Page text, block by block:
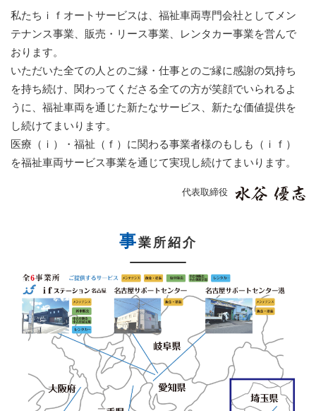
私たちｉｆオートサービスは、福祉車両専門会社としてメン
テナンス事業、販売・リース事業、レンタカー事業を営んで
おります。
いただいた全ての人とのご縁・仕事とのご縁に感謝の気持ち
を持ち続け、関わってくださる全ての方が笑顔でいられるよ
うに、福祉車両を通じた新たなサービス、新たな価値提供を
し続けてまいります。
医療（ｉ）・福祉（ｆ）に関わる事業者様のもしも（ｉｆ）
を福祉車両サービス事業を通じて実現し続けてまいります。
代表取締役
事業所紹介